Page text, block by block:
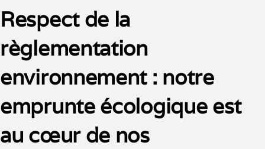
Respect de la
règlementation
environnement : notre
emprunte écologique est
au cœur de nos